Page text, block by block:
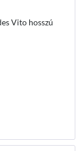
Vito hosszú